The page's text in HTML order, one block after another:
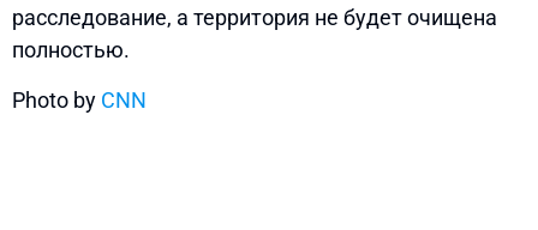
расследование, а территория не будет очищена
полностью.
Photo by CNN